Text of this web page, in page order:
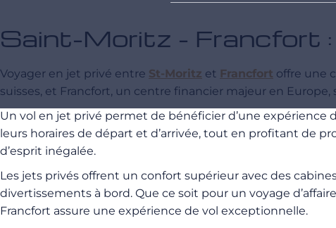
Saint-Moritz - Francfort
Voyager en jet privé entre St-Moritz et Francfort offre une
suisses, et Francfort, un centre financier majeur en
Un vol en jet privé permet de bénéficier d’une expérience
leurs horaires de départ et d’arrivée, tout en profitant de
d’esprit inégalée.
Les jets privés offrent un confort supérieur avec des
divertissements à bord. Que ce soit pour un voyage
Francfort assure une expérience de vol exceptionnelle.